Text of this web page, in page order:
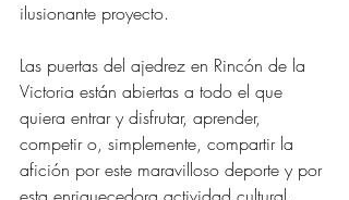
ilusionante proyecto.
Las puertas del ajedrez en Rincón de la
Victoria están abiertas a todo el que
quiera entrar y disfrutar, aprender,
competir o, simplemente, compartir la
afición por este maravilloso deporte y por